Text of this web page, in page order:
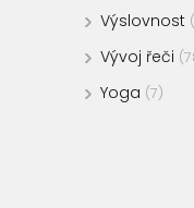
Výslovnost
Vývoj řeči
Yoga (7)